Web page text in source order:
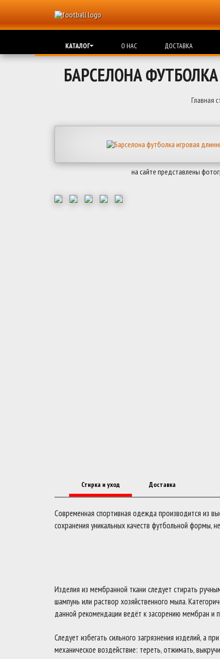
КАТАЛОГ О НАС ДОСТАВКА
БАРСЕЛОНА
Главная
на сайте представлены
Стирка и уход Доставка
Современная спортивная одежда производится из
сохранения уникальных качеств футбольной формы,
Изделия из мембранной ткани следует стирать
шампунь или раствор хозяйственного мыла.
данной рекомендации ведёт к засорению мембран и
Следует избегать сильного загрязнения изделий, а
механическое воздействие: тереть, отжимать,